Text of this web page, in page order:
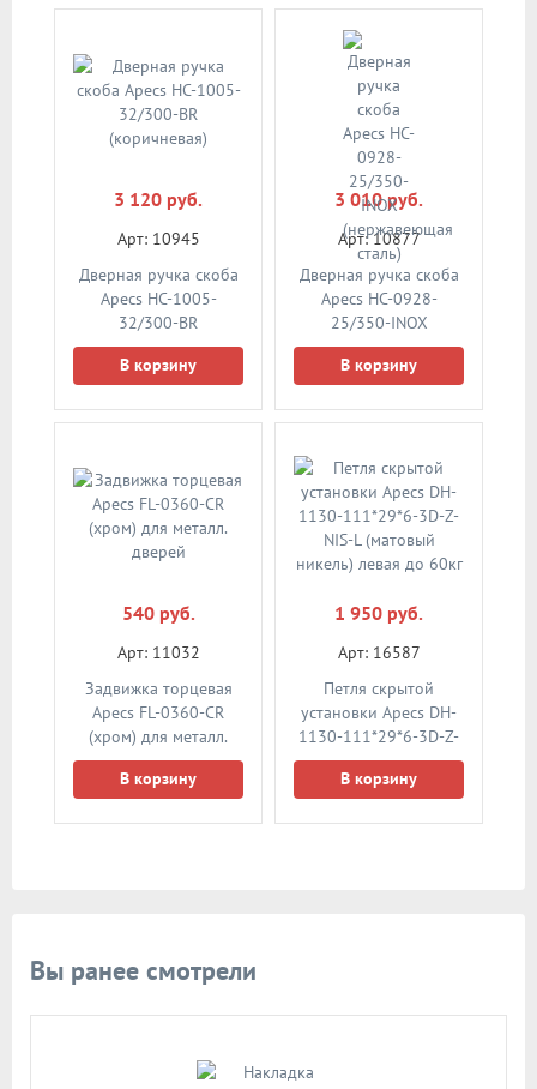
3 120 руб.
Арт: 10945
Дверная ручка скоба
Apecs HC-1005-
32/300-BR
(коричневая)
В корзину
3 010 руб.
Арт: 10877
Дверная ручка скоба
Apecs HC-0928-
25/350-INOX
(нержавеющая сталь)
В корзину
540 руб.
Арт: 11032
Задвижка торцевая
Apecs FL-0360-CR
(хром) для металл.
дверей
В корзину
1 950 руб.
Арт: 16587
Петля скрытой
установки Apecs DH-
1130-111*29*6-3D-Z-
NIS-L (матовый
никель) левая до 60кг
В корзину
Вы ранее смотрели